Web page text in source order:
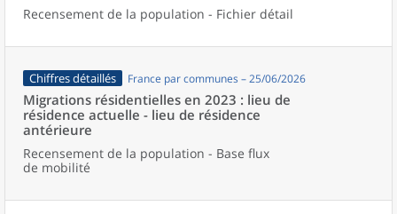
Recensement de la population - Fichier détail
Chiffres détaillés France par communes – 25/06/2026
Migrations résidentielles en 2023 : lieu de
résidence actuelle - lieu de résidence
antérieure
Recensement de la population - Base flux
de mobilité